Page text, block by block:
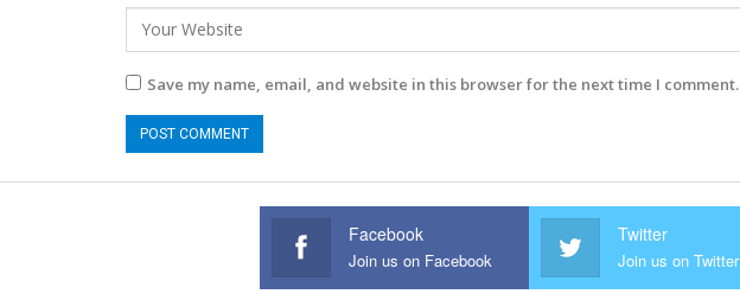
Save my name, email, and website in this browser for the next time I comment.
Facebook
Join us on Facebook
Twitter
Join us on Twitter